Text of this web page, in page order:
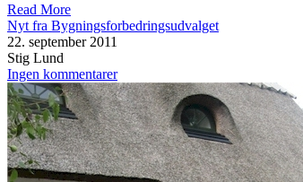
Read More
Nyt fra Bygningsforbedringsudvalget
22. september 2011
Stig Lund
Ingen kommentarer